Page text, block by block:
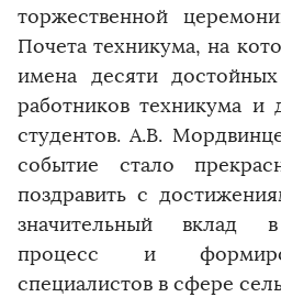
торжественной
Почета техникума, на
имена десяти
работников техникума и
студентов. А.В.
событие стало
поздравить с
значительный вклад в
процесс и
специалистов в сфере